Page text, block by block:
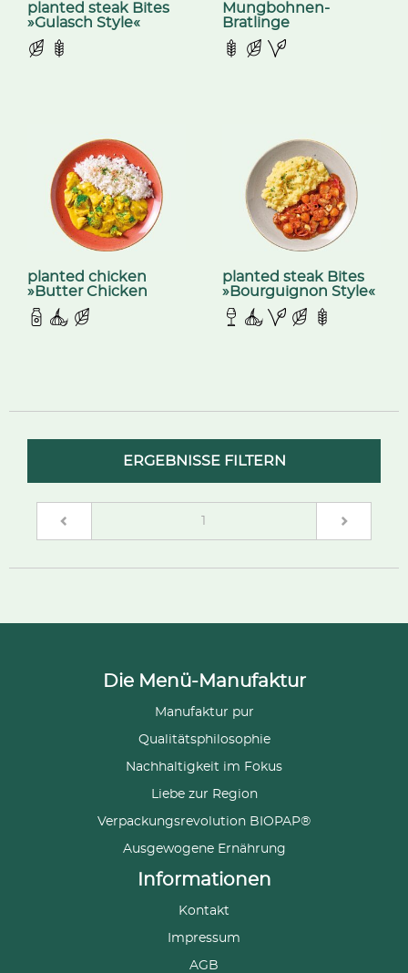
planted steak Bites
»Gulasch Style«
Mungbohnen-
Bratlinge
planted chicken
»Butter Chicken
Style«
planted steak Bites
»Bourguignon Style«
ERGEBNISSE FILTERN
Die Menü-Manufaktur
Manufaktur pur
Qualitätsphilosophie
Nachhaltigkeit im Fokus
Liebe zur Region
Verpackungsrevolution BIOPAP®
Ausgewogene Ernährung
Informationen
Kontakt
Impressum
AGB